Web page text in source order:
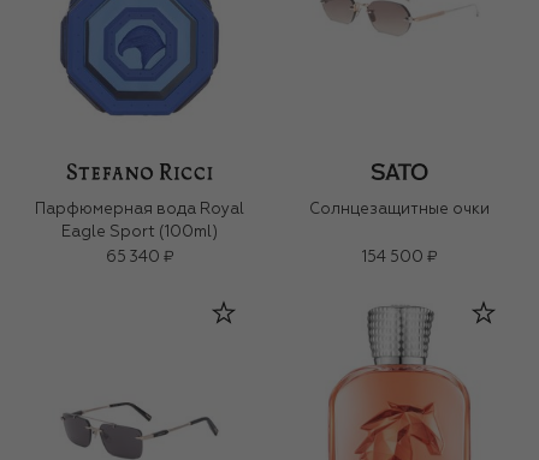
Парфюмерная вода Royal
Eagle Sport (100ml)
65 340 ₽
Солнцезащитные очки
154 500 ₽